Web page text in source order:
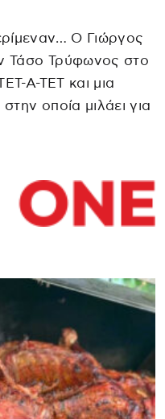
Ο Γιώργος
Τάσο Τρύφωνος στο
Α-ΤΕΤ και μια
οποία μιλάει για